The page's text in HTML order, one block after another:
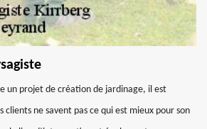
un projet de création de jardinage, il est
clients ne savent pas ce qui est mieux pour son